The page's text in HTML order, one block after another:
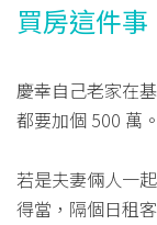
買房這件事
慶幸自己老家在
都要加個 500 萬。
若是夫妻倆人一
得當，隔個日租